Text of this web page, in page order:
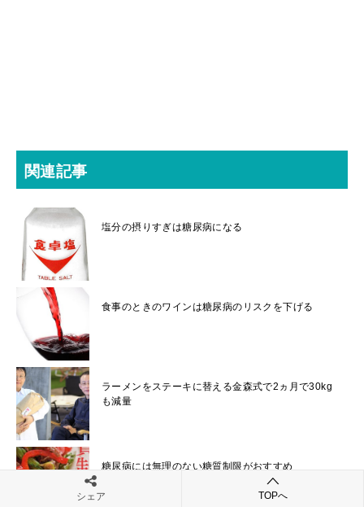
関連記事
塩分の摂りすぎは糖尿病になる
食事のときのワインは糖尿病のリスクを下げる
ラーメンをステーキに替える金森式で2ヵ月で30kg
も減量
糖尿病には無理のない糖質制限がおすすめ
シェア TOPへ